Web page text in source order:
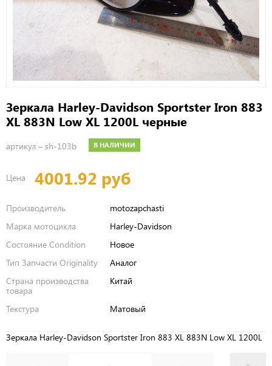
Зеркала Harley-Davidson Sportster Iron 883
XL 883N Low XL 1200L черные
артикул – sh-103b В НАЛИЧИИ
Цена 4001.92 руб
Производитель
motozapchasti
Марка мотоцикла
Harley-Davidson
Состояние Condition
Новое
Тип Запчасти Originality
Аналог
Страна производства
товара
Китай
Текстура Матовый
Зеркала Harley-Davidson Sportster Iron 883 XL 883N Low XL 1200L